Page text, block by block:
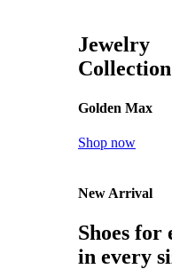
Jewelry
Collection
Golden Max
Shop now
New Arrival
Shoes for
in every